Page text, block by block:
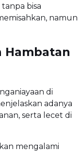
bisa
namun
Hambatan
di
adanya
serta lecet di
mengalami